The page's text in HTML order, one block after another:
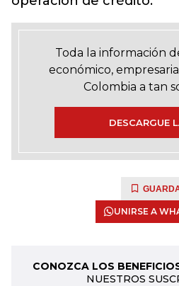
Toda la información
económico,
Colombia a tan
DESCARGUE
UNIRSE A
CONOZCA LOS
NUESTROS